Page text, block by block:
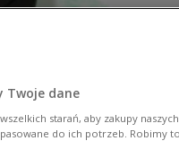
Twoje dane
wszelkich starań, aby zakupy
do ich potrzeb. Robimy